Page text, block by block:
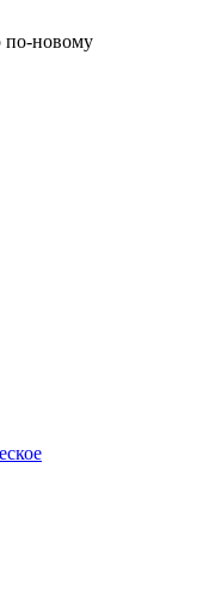
новому